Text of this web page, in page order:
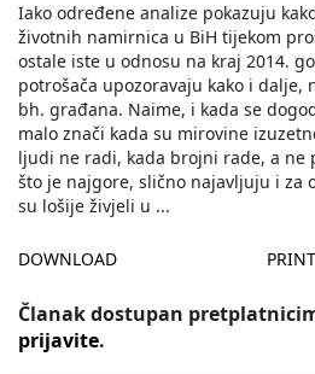
Iako određene analize pokazuju
životnih namirnica u BiH tijekom
ostale iste u odnosu na kraj 2014.
potrošača upozoravaju kako i dalje,
bh. građana. Naime, i kada se
malo znači kada su mirovine
ljudi ne radi, kada brojni rade, a ne
što je najgore, slično najavljuju i za
su lošije živjeli u ...
DOWNLOAD PRINT
Članak dostupan
prijavite.